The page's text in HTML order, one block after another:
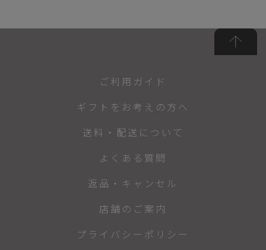
ご利用ガイド
ギフトをお考えの方へ
送料・配送について
よくある質問
返品・キャンセル
店舗のご案内
プライバシーポリシー